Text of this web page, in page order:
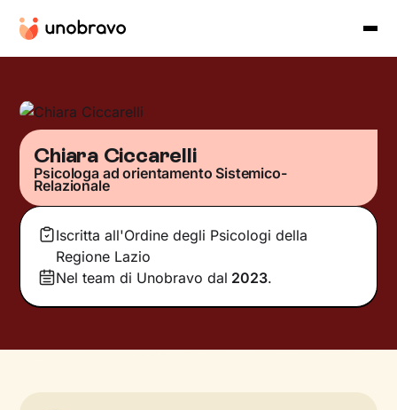
Chiara Ciccarelli
Psicologa ad orientamento Sistemico-
Relazionale
Iscritta all'Ordine degli Psicologi della
Regione Lazio
Nel team di Unobravo dal 2023.